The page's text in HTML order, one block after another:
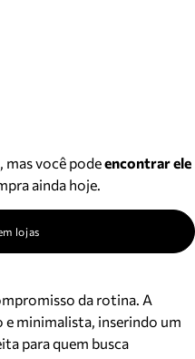
mas você podeencontrar ele
ainda hoje.
lojas
da rotina. A
e minimalista, inserindo um
para quem busca